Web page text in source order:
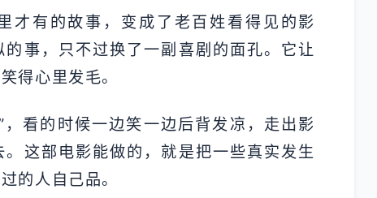
才有的故事，变成了老百姓看得见的影
事，只不过换了一副喜剧的面孔。它让
得心里发毛。
看的时候一边笑一边后背发凉，走出影
这部电影能做的，就是把一些真实发生
的人自己品。